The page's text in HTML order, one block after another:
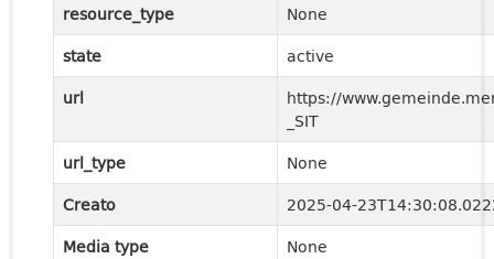
resource_type
None
state
active
url
https://
_SIT
url_type
None
Creato
2025-04-
Media type
None